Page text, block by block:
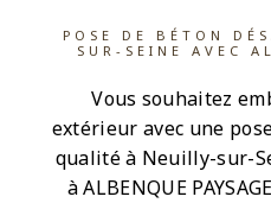
POSE DE BÉTON
SUR-SEINE AVEC
Vous souhaitez
extérieur avec une
qualité à Neuilly-sur-
à ALBENQUE